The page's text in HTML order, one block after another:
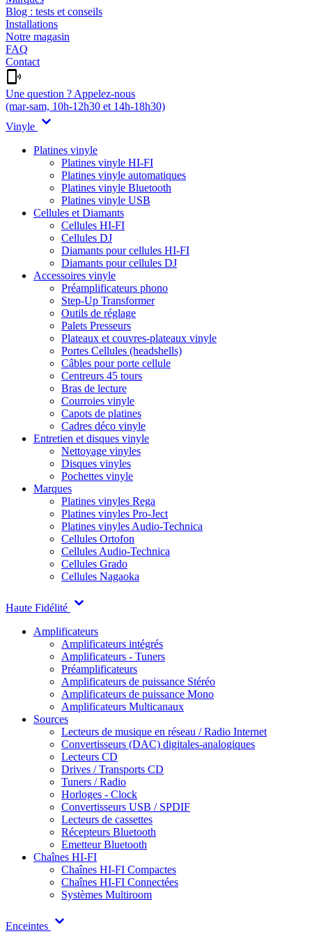
Blog : tests et conseils
Installations
Notre magasin
FAQ
Contact
Une question ? Appelez-nous
(mar-sam, 10h-12h30 et 14h-18h30)
Vinyle
Platines vinyle
Platines vinyle HI-FI
Platines vinyle automatiques
Platines vinyle Bluetooth
Platines vinyle USB
Cellules et Diamants
Cellules HI-FI
Cellules DJ
Diamants pour cellules HI-FI
Diamants pour cellules DJ
Accessoires vinyle
Préamplificateurs phono
Step-Up Transformer
Outils de réglage
Palets Presseurs
Plateaux et couvres-plateaux vinyle
Portes Cellules (headshells)
Câbles pour porte cellule
Centreurs 45 tours
Bras de lecture
Courroies vinyle
Capots de platines
Cadres déco vinyle
Entretien et disques vinyle
Nettoyage vinyles
Disques vinyles
Pochettes vinyle
Marques
Platines vinyles Rega
Platines vinyles Pro-Ject
Platines vinyles Audio-Technica
Cellules Ortofon
Cellules Audio-Technica
Cellules Grado
Cellules Nagaoka
Haute Fidélité
Amplificateurs
Amplificateurs intégrés
Amplificateurs - Tuners
Préamplificateurs
Amplificateurs de puissance Stéréo
Amplificateurs de puissance Mono
Amplificateurs Multicanaux
Sources
Lecteurs de musique en réseau / Radio Internet
Convertisseurs (DAC) digitales-analogiques
Lecteurs CD
Drives / Transports CD
Tuners / Radio
Horloges - Clock
Convertisseurs USB / SPDIF
Lecteurs de cassettes
Récepteurs Bluetooth
Emetteur Bluetooth
Chaînes HI-FI
Chaînes HI-FI Compactes
Chaînes HI-FI Connectées
Systèmes Multiroom
Enceintes